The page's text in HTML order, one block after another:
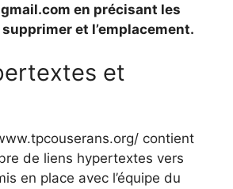
en précisant les
et l’emplacement.
et
contient
de liens hypertextes vers
en place avec l’équipe du